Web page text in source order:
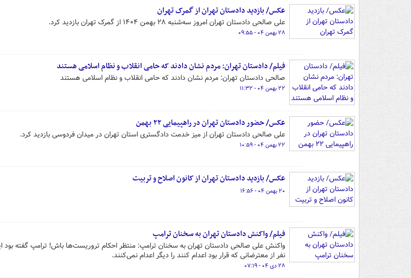
عکس/ بازدید دادستان تهران از گمرک تهران
علی صالحی دادستان تهران امروز سه‌شنبه ۲۸ بهمن ۱۴۰۴ از گمرک تهران بازدید کرد.
۲۸ بهمن ۰۴ - ۰۹:۵۵
فیلم/ دادستان تهران: مردم نشان دادند که حامی انقلاب و نظام اسلامی هستند
صالحی دادستان تهران: مردم نشان دادند که حامی انقلاب و نظام اسلامی هستند
۲۲ بهمن ۰۴ - ۱۱:۳۲
عکس/ حضور دادستان تهران در راهپیمایی ۲۲ بهمن
علی صالحی دادستان تهران از میز خدمت دادگستری استان تهران در میدان فردوسی بازدید کرد.
۲۲ بهمن ۰۴ - ۱۰:۵۹
عکس/ بازدید دادستان تهران از کانون اصلاح و تربیت
۲۰ بهمن ۰۴ - ۱۶:۵۶
فیلم/ واکنش دادستان تهران به سخنان ترامپ
نفر از معترضانی که قرار بود اعدام کنند را دیگر اعدام نمی‌کنند.
۲۸ دی ۰۴ - ۰۷:۱۹